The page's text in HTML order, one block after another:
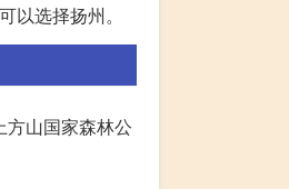
选择扬州。
方山国家森林公